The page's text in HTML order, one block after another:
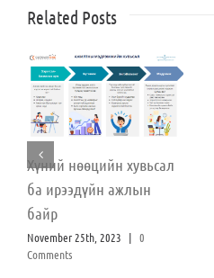
Related Posts
Хүний нөөцийн хувьсал
ба ирээдүйн ажлын
байр
November 25th, 2023 | 0
Comments